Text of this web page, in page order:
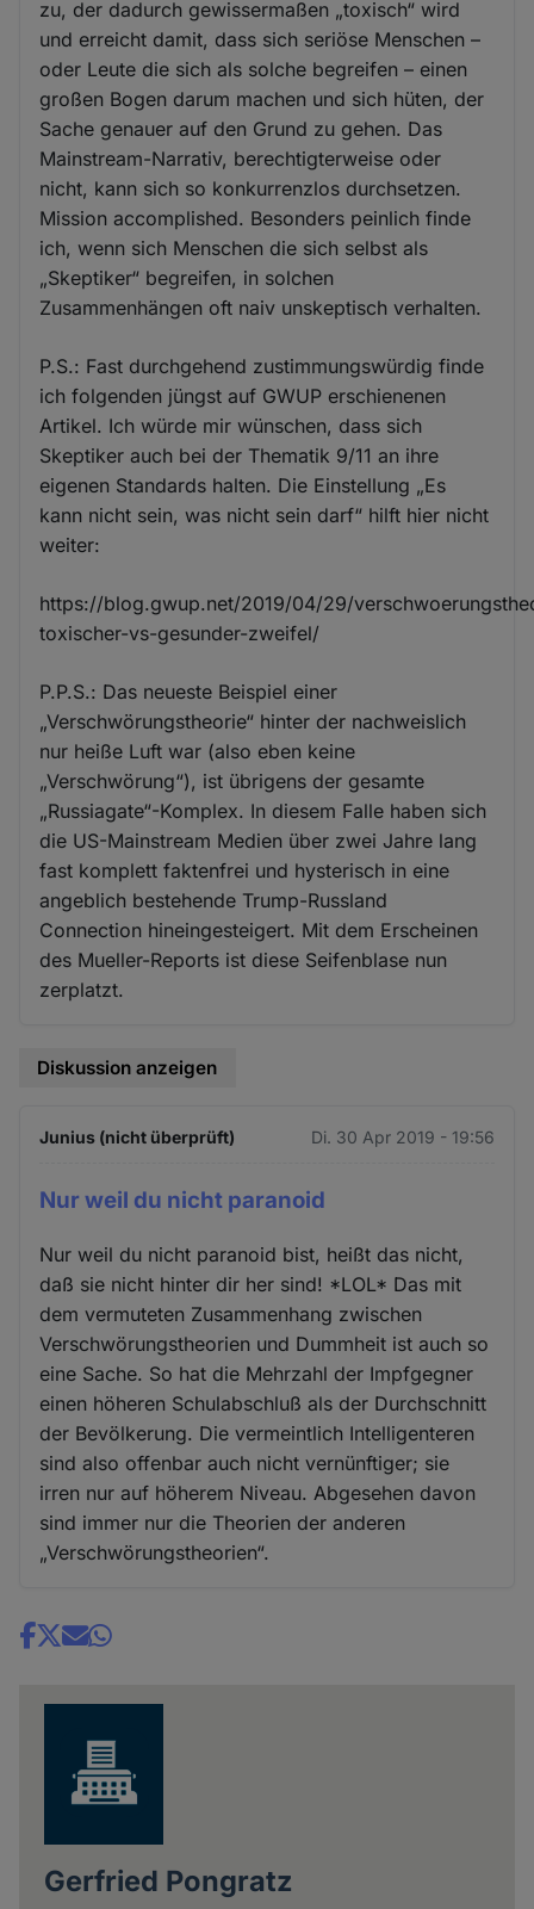
zu, der dadurch gewissermaßen „toxisch“ wird
und erreicht damit, dass sich seriöse Menschen –
oder Leute die sich als solche begreifen – einen
großen Bogen darum machen und sich hüten, der
Sache genauer auf den Grund zu gehen. Das
Mainstream-Narrativ, berechtigterweise oder
nicht, kann sich so konkurrenzlos durchsetzen.
Mission accomplished. Besonders peinlich finde
ich, wenn sich Menschen die sich selbst als
„Skeptiker“ begreifen, in solchen
Zusammenhängen oft naiv unskeptisch verhalten.
P.S.: Fast durchgehend zustimmungswürdig finde
ich folgenden jüngst auf GWUP erschienenen
Artikel. Ich würde mir wünschen, dass sich
Skeptiker auch bei der Thematik 9/11 an ihre
eigenen Standards halten. Die Einstellung „Es
kann nicht sein, was nicht sein darf“ hilft hier nicht
weiter:
https://blog.gwup.net/2019/04/29/
toxischer-vs-gesunder-zweifel/
P.P.S.: Das neueste Beispiel einer
„Verschwörungstheorie“ hinter der nachweislich
nur heiße Luft war (also eben keine
„Verschwörung“), ist übrigens der gesamte
„Russiagate“-Komplex. In diesem Falle haben sich
die US-Mainstream Medien über zwei Jahre lang
fast komplett faktenfrei und hysterisch in eine
angeblich bestehende Trump-Russland
Connection hineingesteigert. Mit dem Erscheinen
des Mueller-Reports ist diese Seifenblase nun
zerplatzt.
Diskussion anzeigen
Junius (nicht überprüft) Di. 30 Apr 2019 - 19:56
Nur weil du nicht paranoid
Nur weil du nicht paranoid bist, heißt das nicht,
daß sie nicht hinter dir her sind! *LOL* Das mit
dem vermuteten Zusammenhang zwischen
Verschwörungstheorien und Dummheit ist auch so
eine Sache. So hat die Mehrzahl der Impfgegner
einen höheren Schulabschluß als der Durchschnitt
der Bevölkerung. Die vermeintlich Intelligenteren
sind also offenbar auch nicht vernünftiger; sie
irren nur auf höherem Niveau. Abgesehen davon
sind immer nur die Theorien der anderen
„Verschwörungstheorien“.
Share
Gerfried Pongratz